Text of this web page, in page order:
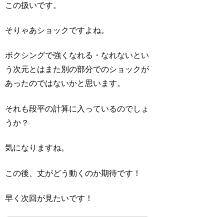
この扱いです。
そりゃあショックですよね。
ボクシングで強くなれる・なれないとい
う次元とはまた別の部分でのショックが
あったのではないかと思います。
それも段平の計算に入っているのでしょ
うか？
気になりますね。
この後、丈がどう動くのか期待です！
早く次回が見たいです！